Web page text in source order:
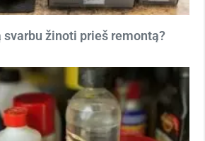
svarbu žinoti prieš remontą?